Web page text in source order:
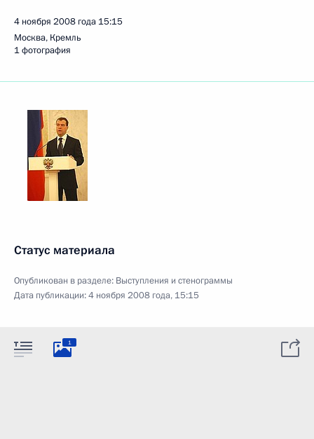
4 ноября 2008 года 15:15
Москва, Кремль
1 фотография
Статус материала
Опубликован в разделе: Выступления и стенограммы
Дата публикации:4 ноября 2008 года, 15:15
1